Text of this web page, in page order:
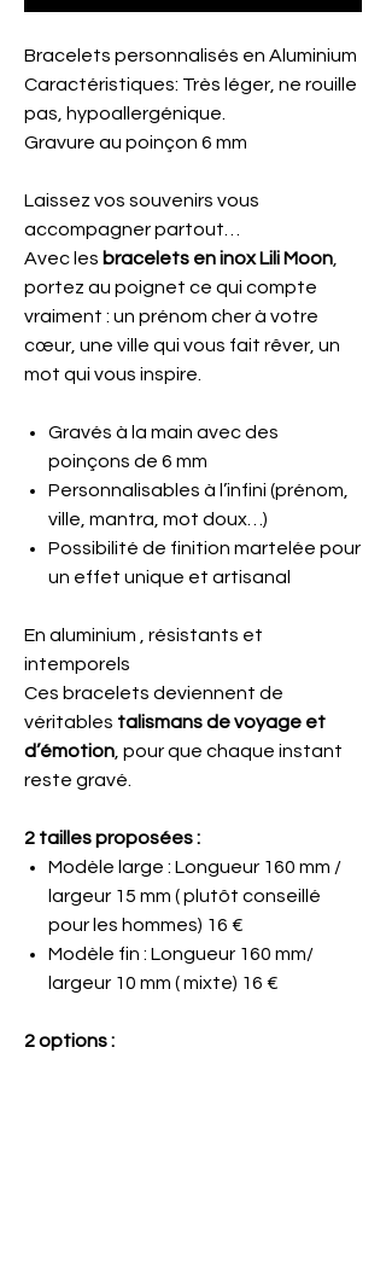
Bracelets personnalisés en Aluminium
Caractéristiques: Très léger, ne rouille
pas, hypoallergénique.
Gravure au poinçon 6 mm
Laissez vos souvenirs vous
accompagner partout…
Avec les bracelets en inox Lili Moon
portez au poignet ce qui compte
vraiment : un prénom cher à votre
cœur, une ville qui vous fait rêver, un
mot qui vous inspire.
Gravés à la main avec des
poinçons de 6 mm
Personnalisables à l’infini (prénom,
ville, mantra, mot doux…)
Possibilité de finition martelée pour
un effet unique et artisanal
En aluminium , résistants et
intemporels
Ces bracelets deviennent de
véritables talismans de voyage et
d’émotion , pour que chaque instant
reste gravé.
2 tailles proposées :
Modèle large : Longueur 160 mm /
largeur 15 mm ( plutôt conseillé
pour les hommes) 16 €
Modèle fin : Longueur 160 mm/
largeur 10 mm ( mixte) 16 €
2 options :